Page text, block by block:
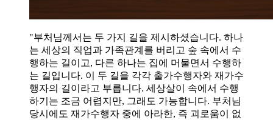
"부처님께서는 두 가지 길을 제시하셨습니다. 하나
는 세상의 직업과 가족관계를 버리고 숲 속에서 수
행하는 길이고, 다른 하나는 집에 머물면서 수행하
는 길입니다. 이 두 길을 각각 출가수행자와 재가수
행자의 길이라고 부릅니다. 세상살이 속에서 수행
하기는 조금 어렵지만, 그래도 가능합니다. 부처님
당시에도 재가수행자 중에 아라한, 즉 괴로움이 없